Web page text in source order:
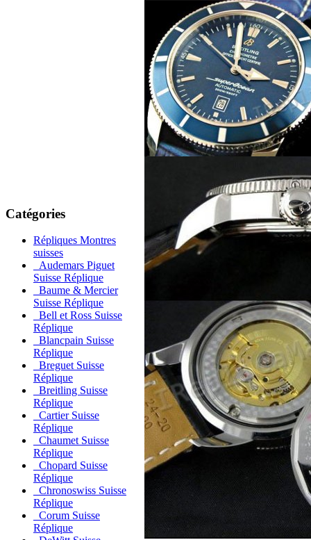
Catégories
Répliques Montres
suisses
Audemars Piguet
Suisse Réplique
Baume & Mercier
Suisse Réplique
Bell et Ross Suisse
Réplique
Blancpain Suisse
Réplique
Breguet Suisse
Réplique
Breitling Suisse
Réplique
Cartier Suisse
Réplique
Chaumet Suisse
Réplique
Chopard Suisse
Réplique
Chronoswiss Suisse
Réplique
Corum Suisse
Réplique